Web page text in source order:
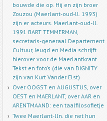
bouwde die op. Hij en zijn broer
Zouzou (Maerlant-oud-ll. 1993)
zijn er acteurs. Maerlant-oud-ll.
1991 BART TEMMERMAN,
secretaris-generaal Departement
Cultuur, Jeugd en Media schrijft
hierover voor de Maerlantkrant.
Tekst en foto’s (die van DIGNITY
zijn van Kurt Vander Elst)
Over OOGST en AUGUSTUS, over
OEST en MAERLANT, over AAR en
ARENTMAAND: een taalfilosofietje
Twee Maerlant-lln. die net hun